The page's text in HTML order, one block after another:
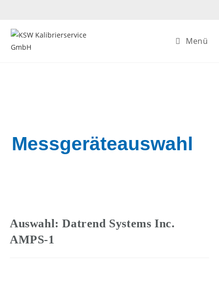
Menü
Messgeräteauswahl
Auswahl: Datrend Systems Inc.
AMPS-1